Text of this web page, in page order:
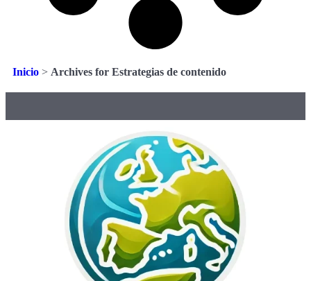
Inicio > Archives for Estrategias de contenido